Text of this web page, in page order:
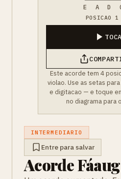
E A D
POSICAO
Este acorde tem 4
violao. Use as setas
e digitacao — e toque
no diagrama para
INTERMEDIARIO
Entre para salvar
Acorde